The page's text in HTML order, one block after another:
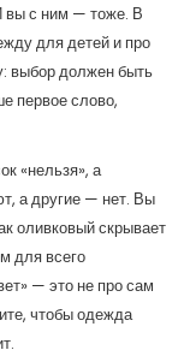
вы с ним — тоже. В
для детей и про
выбор должен быть
первое слово,
«нельзя», а
а другие — нет. Вы
оливковый скрывает
для всего
— это не про сам
чтобы одежда